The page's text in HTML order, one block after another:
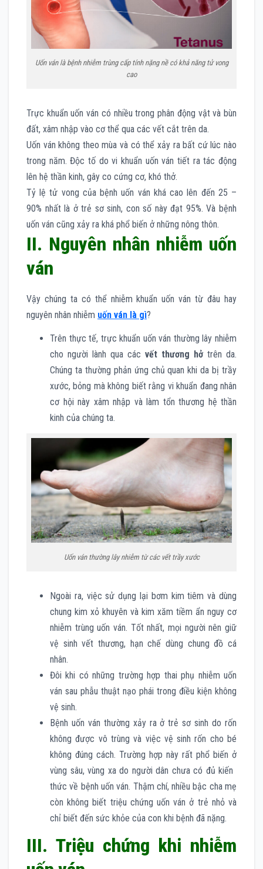
Uốn ván là bệnh nhiễm trùng cấp tính nặng nề có khả năng tử vong
cao
Trực khuẩn uốn ván có nhiều trong phân động vật và bùn
đất, xâm nhập vào cơ thể qua các vết cắt trên da.
Uốn ván không theo mùa và có thể xảy ra bất cứ lúc nào
trong năm. Độc tố do vi khuẩn uốn ván tiết ra tác động
lên hệ thần kinh, gây co cứng cơ, khó thở.
Tỷ lệ tử vong của bệnh uốn ván khá cao lên đến 25 –
90% nhất là ở trẻ sơ sinh, con số này đạt 95%. Và bệnh
uốn ván cũng xảy ra khá phổ biến ở những nông thôn.
II. Nguyên nhân nhiễm uốn
ván
Vậy chúng ta có thể nhiễm khuẩn uốn ván từ đâu hay
nguyên nhân nhiễm uốn ván là gì?
Trên thực tế, trực khuẩn uốn ván thường lây nhiễm
cho người lành qua các vết thương hở trên da.
Chúng ta thường phản ứng chủ quan khi da bị trầy
xước, bỏng mà không biết rằng vi khuẩn đang nhân
cơ hội này xâm nhập và làm tổn thương hệ thần
kinh của chúng ta.
Uốn ván thường lây nhiễm từ các vết trầy xước
Ngoài ra, việc sử dụng lại bơm kim tiêm và dùng
chung kim xỏ khuyên và kim xăm tiềm ẩn nguy cơ
nhiễm trùng uốn ván. Tốt nhất, mọi người nên giữ
vệ sinh vết thương, hạn chế dùng chung đồ cá
nhân.
Đôi khi có những trường hợp thai phụ nhiễm uốn
ván sau phẫu thuật nạo phái trong điều kiện không
vệ sinh.
Bệnh uốn ván thường xảy ra ở trẻ sơ sinh do rốn
không được vô trùng và việc vệ sinh rốn cho bé
không đúng cách. Trường hợp này rất phổ biến ở
vùng sâu, vùng xa do người dân chưa có đủ kiến ​​
thức về bệnh uốn ván. Thậm chí, nhiều bậc cha mẹ
còn không biết triệu chứng uốn ván ở trẻ nhỏ và
chỉ biết đến sức khỏe của con khi bệnh đã nặng.
III. Triệu chứng khi nhiễm